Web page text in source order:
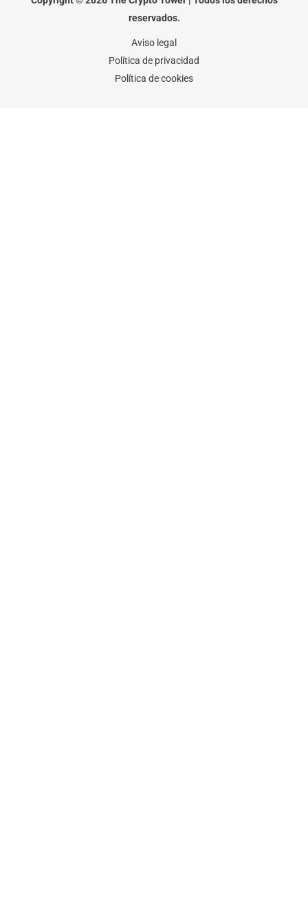
-
m
reservados.
Aviso legal
Política de privacidad
Política de cookies